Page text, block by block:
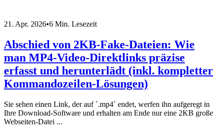
21. Apr. 2026•6 Min. Lesezeit
Abschied von 2KB-Fake-Dateien: Wie
man MP4-Video-Direktlinks präzise
erfasst und herunterlädt (inkl. kompletter
Kommandozeilen-Lösungen)
Sie sehen einen Link, der auf `.mp4` endet, werfen ihn aufgeregt in
Ihre Download-Software und erhalten am Ende nur eine 2KB große
Webseiten-Datei ...